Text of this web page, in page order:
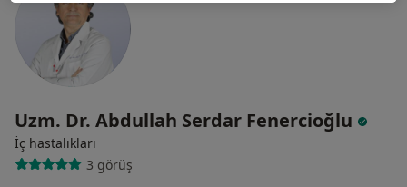
Uzm. Dr. Abdullah Serdar Fenercioğlu
İç hastalıkları
3 görüş